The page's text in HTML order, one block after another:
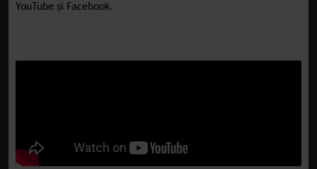
YouTube și Facebook.